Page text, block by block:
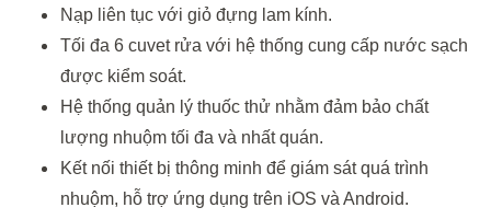
Nạp liên tục với giỏ đựng lam kính.
Tối đa 6 cuvet rửa với hệ thống cung cấp nước sạch
được kiểm soát.
Hệ thống quản lý thuốc thử nhằm đảm bảo chất
lượng nhuộm tối đa và nhất quán.
Kết nối thiết bị thông minh để giám sát quá trình
nhuộm, hỗ trợ ứng dụng trên iOS và Android.